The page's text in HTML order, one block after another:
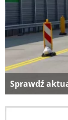
Sprawdź